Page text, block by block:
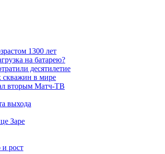
1300 лет
на батарею?
десятилетие
скважин в мире
вторым Матч-ТВ
выхода
Заре
рост